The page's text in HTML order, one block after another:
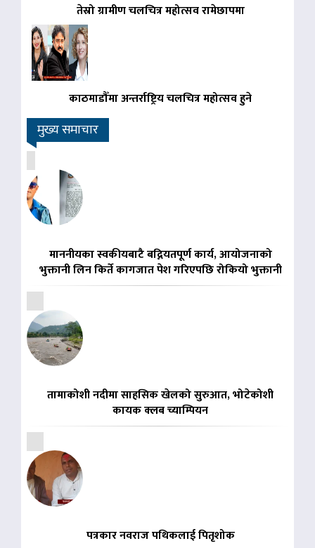
तेस्रो ग्रामीण चलचित्र महोत्सव रामेछापमा
काठमाडौँमा अन्तर्राष्ट्रिय चलचित्र महोत्सव हुने
मुख्य समाचार
माननीयका स्वकीयबाटै बद्नियतपूर्ण कार्य, आयोजनाको
भुक्तानी लिन किर्ते कागजात पेश गरिएपछि रोकियो भुक्तानी
तामाकोशी नदीमा साहसिक खेलको सुरुआत, भोटेकोशी
कायक क्लब च्याम्पियन
पत्रकार नवराज पथिकलाई पितृशोक